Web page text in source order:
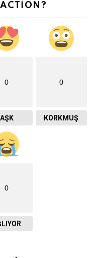
0
AŞK
0
KORKMUŞ
0